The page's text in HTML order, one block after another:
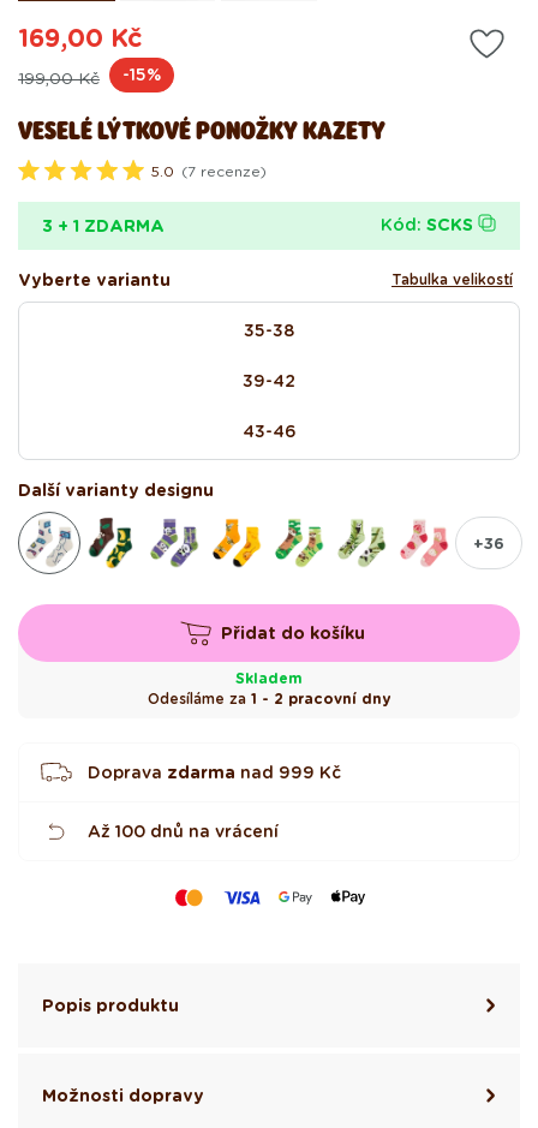
VESELÉ LÝTKOVÉ PONOŽKY KAZETY
o
c
e
n
ě
d
č
e
k
5.0 (7 recenze)
Běžná
199,00 Kč
Výprodejová
169,00 Kč
-15%
3 + 1 ZDARMA Kód: SCKS
Vyberte variantu
Tabulka velikostí
35-38
39-42
43-46
Další varianty designu
+36
Přidat do košíku
Skladem
Odesíláme za 1 - 2 pracovní dny
Doprava zdarma nad 999 Kč
Až 100 dnů na vrácení
Popis produktu
Možnosti dopravy